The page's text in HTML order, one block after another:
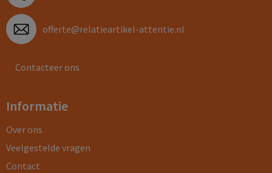
offerte@relatieartikel-attentie.nl
Contacteer ons
Informatie
Over ons
Veelgestelde vragen
Contact